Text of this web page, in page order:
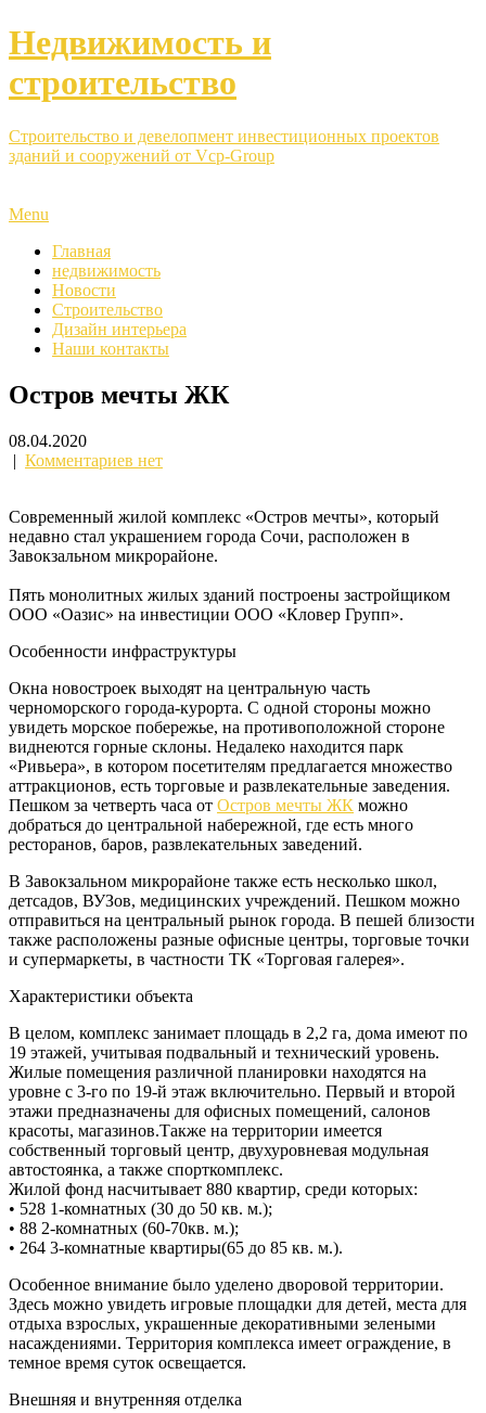
Недвижимость и
строительство
Строительство и девелопмент инвестиционных проектов
зданий и сооружений от Vcp-Group
Menu
Главная
недвижимость
Новости
Строительство
Дизайн интерьера
Наши контакты
Остров мечты ЖК
08.04.2020
| Комментариев нет
Современный жилой комплекс «Остров мечты», который
недавно стал украшением города Сочи, расположен в
Завокзальном микрорайоне.
Пять монолитных жилых зданий построены застройщиком
ООО «Оазис» на инвестиции ООО «Кловер Групп».
Особенности инфраструктуры
Окна новостроек выходят на центральную часть
черноморского города-курорта. С одной стороны можно
увидеть морское побережье, на противоположной стороне
виднеются горные склоны. Недалеко находится парк
«Ривьера», в котором посетителям предлагается множество
аттракционов, есть торговые и развлекательные заведения.
Пешком за четверть часа от Остров мечты ЖК можно
добраться до центральной набережной, где есть много
ресторанов, баров, развлекательных заведений.
В Завокзальном микрорайоне также есть несколько школ,
детсадов, ВУЗов, медицинских учреждений. Пешком можно
отправиться на центральный рынок города. В пешей близости
также расположены разные офисные центры, торговые точки
и супермаркеты, в частности ТК «Торговая галерея».
Характеристики объекта
В целом, комплекс занимает площадь в 2,2 га, дома имеют по
19 этажей, учитывая подвальный и технический уровень.
Жилые помещения различной планировки находятся на
уровне с 3-го по 19-й этаж включительно. Первый и второй
этажи предназначены для офисных помещений, салонов
красоты, магазинов.Также на территории имеется
собственный торговый центр, двухуровневая модульная
автостоянка, а также спорткомплекс.
Жилой фонд насчитывает 880 квартир, среди которых:
• 528 1-комнатных (30 до 50 кв. м.);
• 88 2-комнатных (60-70кв. м.);
• 264 3-комнатные квартиры(65 до 85 кв. м.).
Особенное внимание было уделено дворовой территории.
Здесь можно увидеть игровые площадки для детей, места для
отдыха взрослых, украшенные декоративными зелеными
насаждениями. Территория комплекса имеет ограждение, в
темное время суток освещается.
Внешняя и внутренняя отделка